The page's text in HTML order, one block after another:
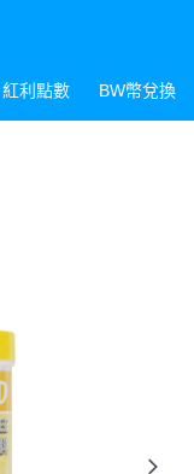
紅利點數 BW幣兌換